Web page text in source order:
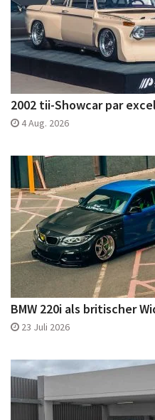
2002 tii-Showcar par
4 Aug. 2026
BMW 220i als britischer
23 Juli 2026